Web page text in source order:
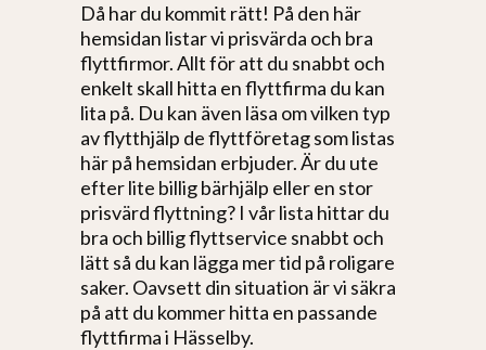
Då har du kommit rätt! På den här
hemsidan listar vi prisvärda och bra
flyttfirmor. Allt för att du snabbt och
enkelt skall hitta en flyttfirma du kan
lita på. Du kan även läsa om vilken typ
av flytthjälp de flyttföretag som listas
här på hemsidan erbjuder. Är du ute
efter lite billig bärhjälp eller en stor
prisvärd flyttning? I vår lista hittar du
bra och billig flyttservice snabbt och
lätt så du kan lägga mer tid på roligare
saker. Oavsett din situation är vi säkra
på att du kommer hitta en passande
flyttfirma i Hässelby.